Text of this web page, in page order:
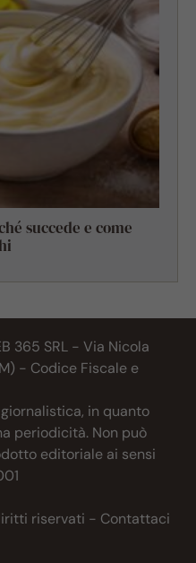
succede e come
365 SRL - Via Nicola
- Codice Fiscale e
in quanto
periodicità. Non può
editoriale ai sensi
riservati - Contattaci